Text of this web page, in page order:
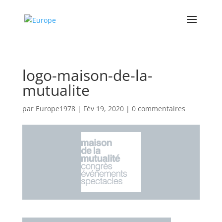
logo-maison-de-la-
mutualite
par Europe1978| Fév 19, 2020| 0 commentaires